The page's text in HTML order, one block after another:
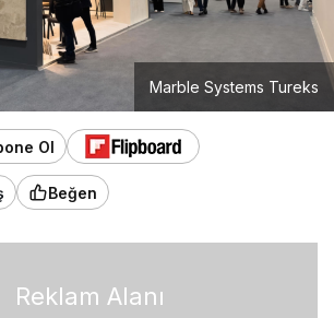
Marble Systems Tureks
Ol
Beğen
Reklam Alanı